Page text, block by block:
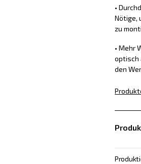
•
Nötige,
zu
• Mehr
optisch
den